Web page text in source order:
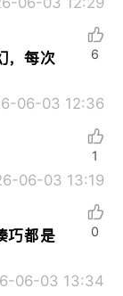
，每次
06-03 12:36
6
06-03 13:19
1
巧都是
06-03 13:34
0